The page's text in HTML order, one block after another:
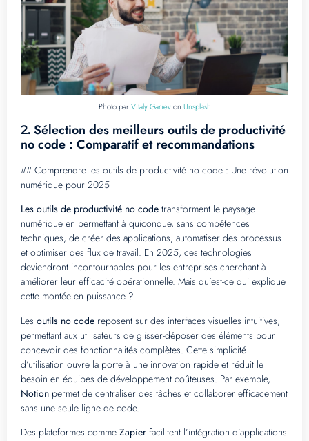
Photo parVitaly Garievon Unsplash
2. Sélection des meilleurs outils de productivité
no code : Comparatif et recommandations
## Comprendre les outils de productivité no code : Une révolution
numérique pour 2025
Les outils de productivité no code transforment le paysage
numérique en permettant à quiconque, sans compétences
techniques, de créer des applications, automatiser des processus
et optimiser des flux de travail. En 2025, ces technologies
deviendront incontournables pour les entreprises cherchant à
améliorer leur efficacité opérationnelle. Mais qu’est-ce qui explique
cette montée en puissance ?
Les outils no code reposent sur des interfaces visuelles intuitives,
permettant aux utilisateurs de glisser-déposer des éléments pour
concevoir des fonctionnalités complètes. Cette simplicité
d’utilisation ouvre la porte à une innovation rapide et réduit le
besoin en équipes de développement coûteuses. Par exemple,
Notion permet de centraliser des tâches et collaborer efficacement
sans une seule ligne de code.
Des plateformes comme Zapier facilitent l’intégration d’applications